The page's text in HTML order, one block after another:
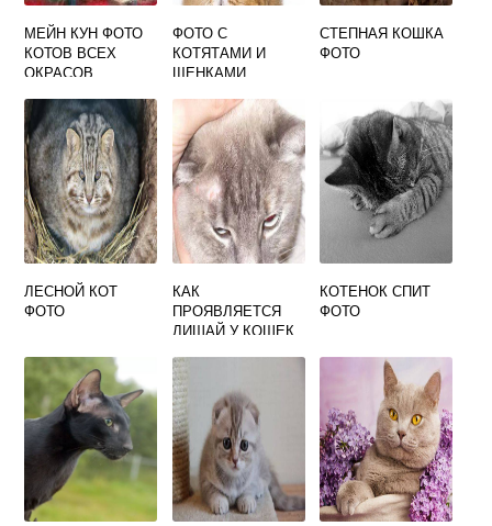
МЕЙН КУН ФОТО
КОТОВ ВСЕХ
ОКРАСОВ
ФОТО С
КОТЯТАМИ И
ЩЕНКАМИ
СТЕПНАЯ КОШКА
ФОТО
ЛЕСНОЙ КОТ
ФОТО
КАК
ПРОЯВЛЯЕТСЯ
ЛИШАЙ У КОШЕК
НАЧАЛЬНАЯ
КОТЕНОК СПИТ
ФОТО